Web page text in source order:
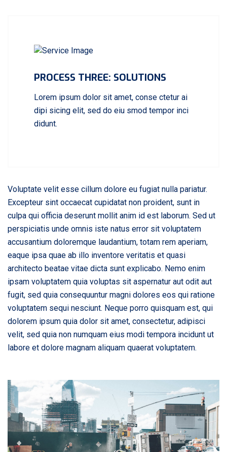
PROCESS THREE: SOLUTIONS
Lorem ipsum dolor sit amet, conse ctetur ai
dipi sicing elit, sed do eiu smod tempor inci
didunt.
Voluptate velit esse cillum dolore eu fugiat nulla pariatur.
Excepteur sint occaecat cupidatat non proident, sunt in
culpa qui officia deserunt mollit anim id est laborum. Sed ut
perspiciatis unde omnis iste natus error sit voluptatem
accusantium doloremque laudantium, totam rem aperiam,
eaque ipsa quae ab illo inventore veritatis et quasi
architecto beatae vitae dicta sunt explicabo. Nemo enim
ipsam voluptatem quia voluptas sit aspernatur aut odit aut
fugit, sed quia consequuntur magni dolores eos qui ratione
voluptatem sequi nesciunt. Neque porro quisquam est, qui
dolorem ipsum quia dolor sit amet, consectetur, adipisci
velit, sed quia non numquam eius modi tempora incidunt ut
labore et dolore magnam aliquam quaerat voluptatem.